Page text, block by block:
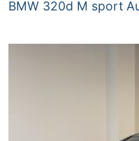
BMW 320d M sport